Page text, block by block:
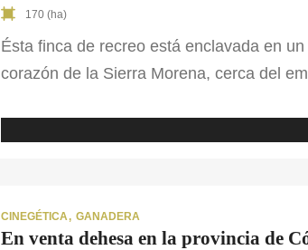
170 (ha)
Ésta finca de recreo está enclavada en
corazón de la Sierra Morena, cerca del
paisajes de ensueño. Con una
CINEGÉTICA GANADERA
En venta dehesa en la provincia de